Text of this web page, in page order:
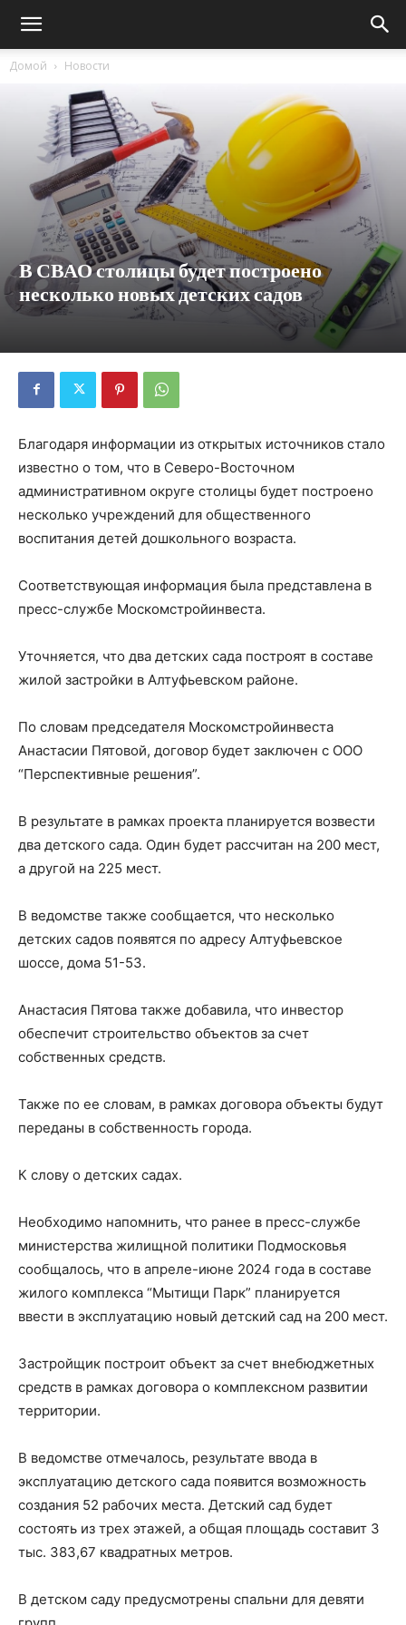
Домой Новости
В СВАО столицы будет построено
несколько новых детских садов
Благодаря информации из открытых источников стало
известно о том, что в Северо-Восточном
административном округе столицы будет построено
несколько учреждений для общественного
воспитания детей дошкольного возраста.
Соответствующая информация была представлена в
пресс-службе Москомстройинвеста.
Уточняется, что два детских сада построят в составе
жилой застройки в Алтуфьевском районе.
По словам председателя Москомстройинвеста
Анастасии Пятовой, договор будет заключен с ООО
“Перспективные решения”.
В результате в рамках проекта планируется возвести
два детского сада. Один будет рассчитан на 200 мест,
а другой на 225 мест.
В ведомстве также сообщается, что несколько
детских садов появятся по адресу Алтуфьевское
шоссе, дома 51-53.
Анастасия Пятова также добавила, что инвестор
обеспечит строительство объектов за счет
собственных средств.
Также по ее словам, в рамках договора объекты будут
переданы в собственность города.
К слову о детских садах.
Необходимо напомнить, что ранее в пресс-службе
министерства жилищной политики Подмосковья
сообщалось, что в апреле-июне 2024 года в составе
жилого комплекса “Мытищи Парк” планируется
ввести в эксплуатацию новый детский сад на 200 мест.
Застройщик построит объект за счет внебюджетных
средств в рамках договора о комплексном развитии
территории.
В ведомстве отмечалось, результате ввода в
эксплуатацию детского сада появится возможность
создания 52 рабочих места. Детский сад будет
состоять из трех этажей, а общая площадь составит 3
тыс. 383,67 квадратных метров.
В детском саду предусмотрены спальни для девяти